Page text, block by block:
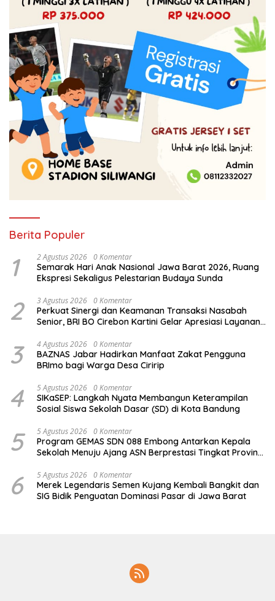
Berita Populer
1 2 Agustus 2026 0 Komentar
Semarak Hari Anak Nasional Jawa Barat 2026, Ruang
Ekspresi Sekaligus Pelestarian Budaya Sunda
2 3 Agustus 2026 0 Komentar
Perkuat Sinergi dan Keamanan Transaksi Nasabah
Senior, BRI BO Cirebon Kartini Gelar Apresiasi Layanan
3 4 Agustus 2026 0 Komentar
BAZNAS Jabar Hadirkan Manfaat Zakat Pengguna
BRImo bagi Warga Desa Ciririp
4 5 Agustus 2026 0 Komentar
SIKaSEP: Langkah Nyata Membangun Keterampilan
Sosial Siswa Sekolah Dasar (SD) di Kota Bandung
5 5 Agustus 2026 0 Komentar
Program GEMAS SDN 088 Embong Antarkan Kepala
Sekolah Menuju Ajang ASN Berprestasi Tingkat Provinsi
6 5 Agustus 2026 0 Komentar
Merek Legendaris Semen Kujang Kembali Bangkit dan
SIG Bidik Penguatan Dominasi Pasar di Jawa Barat